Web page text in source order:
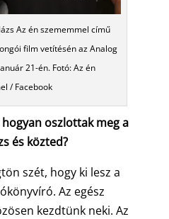
Az én szememmel című
film vetítésén az Analog
21-én. Fotó: Az én
/ Facebook
oszlottak meg a
és közted?
szét, hogy ki lesz a
Az egész
kezdtünk neki. Az